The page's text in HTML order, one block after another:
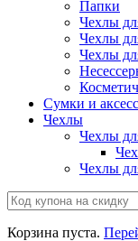
Папки
Чехлы
Чехлы
Чехлы
Сумки и
Чехлы
Чехлы
Чехлы
Корзина пуста.